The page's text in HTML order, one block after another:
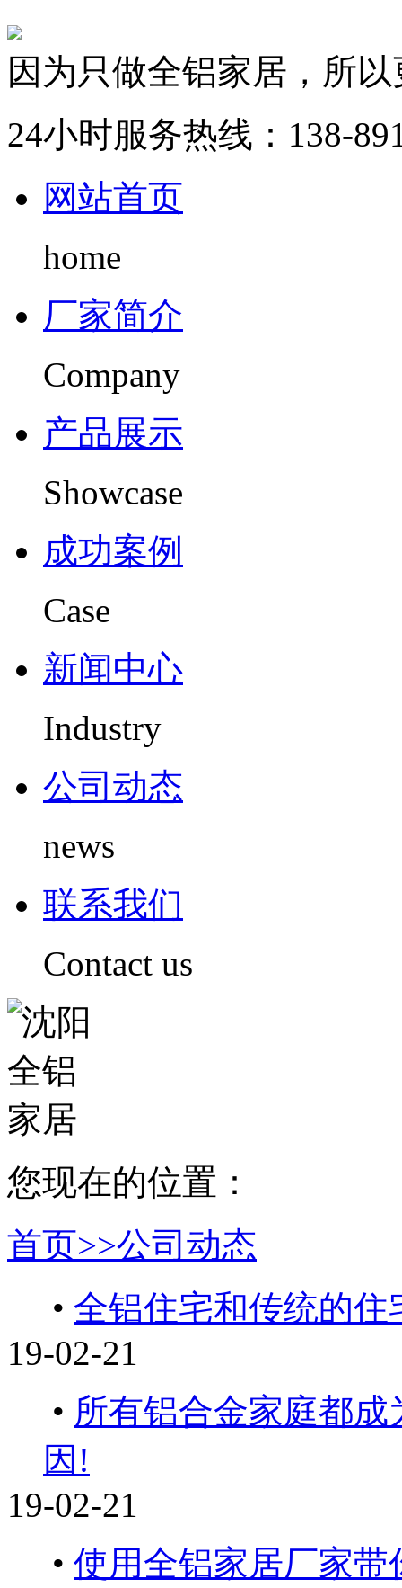
因为只做全铝家居，所
24小时服务热线： 138-
网站首页
home
厂家简介
Company
产品展示
Showcase
成功案例
Case
新闻中心
Industry
公司动态
news
联系我们
Contact us
您现在的位置：
首页>>公司动态
• 全铝住宅和传统的住
19-02-21
• 所有铝合金家庭都
因!
19-02-21
• 使用全铝家居厂家